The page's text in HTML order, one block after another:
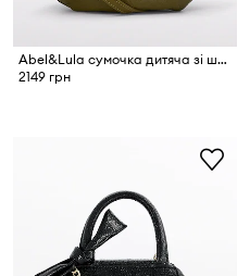
Abel&Lula сумочка дитяча зі штучної шкіри
2149 грн